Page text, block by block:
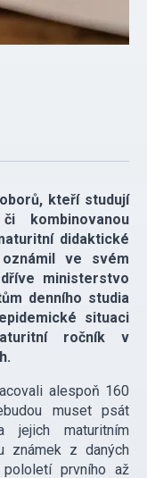
kteří studují
kombinovanou
didaktické
ve svém
ministerstvo
denního studia
situaci
ročník v
alespoň 160
muset psát
jejich maturitním
známek z daných
prvního až